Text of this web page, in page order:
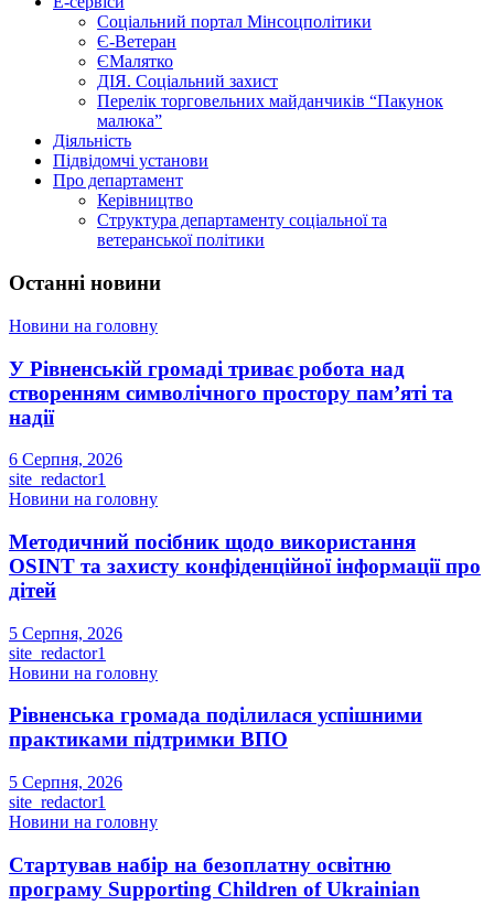
Соціальний портал Мінсоцполітики
Є-Ветеран
ЄМалятко
ДІЯ. Соціальний захист
Перелік торговельних майданчиків “Пакунок
малюка”
Діяльність
Підвідомчі установи
Про департамент
Керівництво
Структура департаменту соціальної та
ветеранської політики
Останні новини
Новини на головну
У Рівненській громаді триває робота над
створенням символічного простору пам’яті та
надії
6 Серпня, 2026
site_redactor1
Новини на головну
Методичний посібник щодо використання
OSINT та захисту конфіденційної інформації про
дітей
5 Серпня, 2026
site_redactor1
Новини на головну
Рівненська громада поділилася успішними
практиками підтримки ВПО
5 Серпня, 2026
site_redactor1
Новини на головну
Стартував набір на безоплатну освітню
програму Supporting Children of Ukrainian